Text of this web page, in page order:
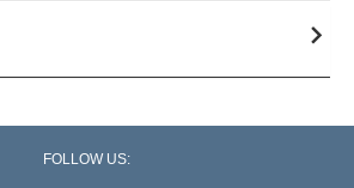
FOLLOW US: